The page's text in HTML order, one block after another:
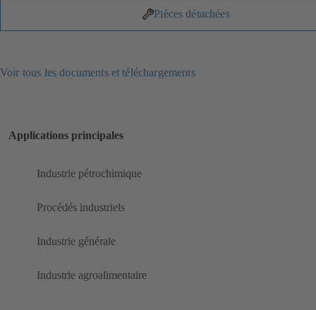
Pièces détachées
Voir tous les documents et téléchargements
Applications principales
Industrie pétrochimique
Procédés industriels
Industrie générale
Industrie agroalimentaire